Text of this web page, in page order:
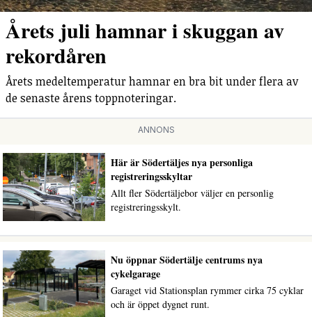
Årets juli hamnar i skuggan av
rekordåren
Årets medeltemperatur hamnar en bra bit under flera av
de senaste årens toppnoteringar.
ANNONS
Här är Södertäljes nya personliga
registreringsskyltar
Allt fler Södertäljebor väljer en personlig
registreringsskylt.
Nu öppnar Södertälje centrums nya
cykelgarage
Garaget vid Stationsplan rymmer cirka 75 cyklar
och är öppet dygnet runt.